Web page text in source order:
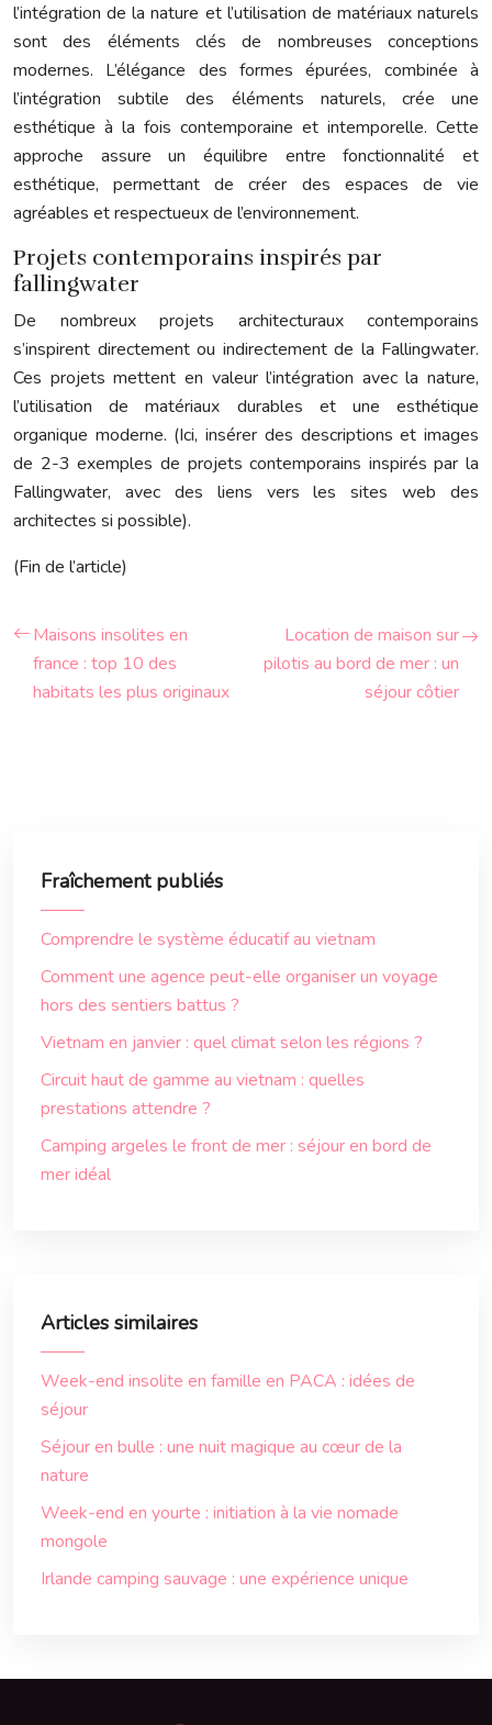
l’intégration de la nature et l’utilisation de matériaux naturels
sont des éléments clés de nombreuses conceptions
modernes. L’élégance des formes épurées, combinée à
l’intégration subtile des éléments naturels, crée une
esthétique à la fois contemporaine et intemporelle. Cette
approche assure un équilibre entre fonctionnalité et
esthétique, permettant de créer des espaces de vie
agréables et respectueux de l’environnement.
Projets contemporains inspirés par
fallingwater
De nombreux projets architecturaux contemporains
s’inspirent directement ou indirectement de la Fallingwater.
Ces projets mettent en valeur l’intégration avec la nature,
l’utilisation de matériaux durables et une esthétique
organique moderne. (Ici, insérer des descriptions et images
de 2-3 exemples de projets contemporains inspirés par la
Fallingwater, avec des liens vers les sites web des
architectes si possible).
(Fin de l’article)
Maisons insolites en
france : top 10 des
habitats les plus originaux
Location de maison sur
pilotis au bord de mer : un
séjour côtier
Fraîchement publiés
Comprendre le système éducatif au vietnam
Comment une agence peut-elle organiser un voyage
hors des sentiers battus ?
Vietnam en janvier : quel climat selon les régions ?
Circuit haut de gamme au vietnam : quelles
prestations attendre ?
Camping argeles le front de mer : séjour en bord de
mer idéal
Articles similaires
Week-end insolite en famille en PACA : idées de
séjour
Séjour en bulle : une nuit magique au cœur de la
nature
Week-end en yourte : initiation à la vie nomade
mongole
Irlande camping sauvage : une expérience unique